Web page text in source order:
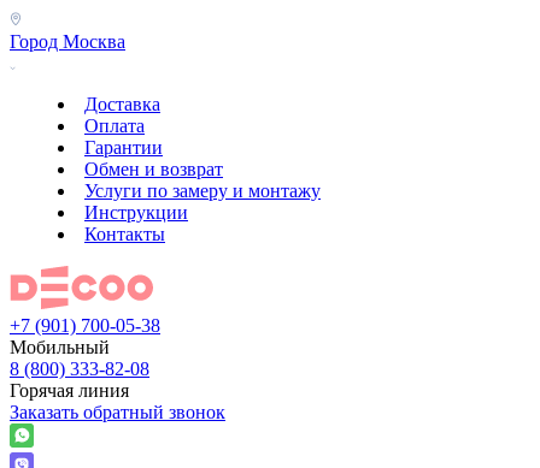
Город Москва
Доставка
Оплата
Гарантии
Обмен и возврат
Услуги по замеру и монтажу
Инструкции
Контакты
+7 (901) 700-05-38
Мобильный
8 (800) 333-82-08
Горячая линия
Заказать обратный звонок